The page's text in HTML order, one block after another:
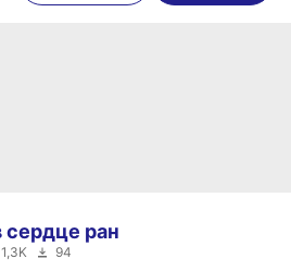
сердце ран
1,3K 94